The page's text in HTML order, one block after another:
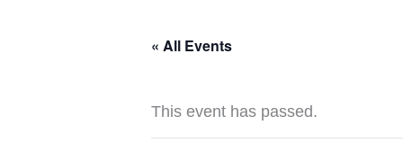
« All Events
This event has passed.